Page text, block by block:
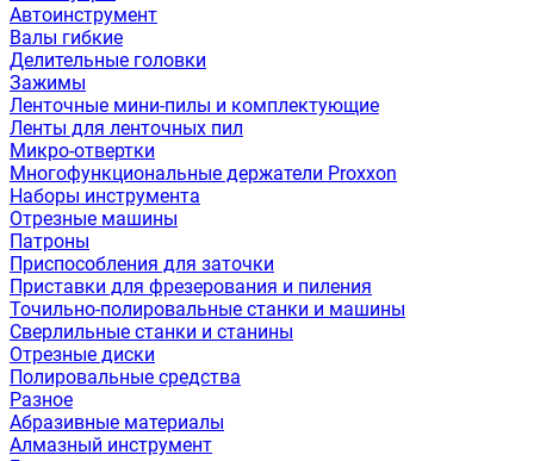
Автоинструмент
Валы гибкие
Делительные головки
Зажимы
Ленточные мини-пилы и комплектующие
Ленты для ленточных пил
Микро-отвертки
Многофункциональные держатели Proxxon
Наборы инструмента
Отрезные машины
Патроны
Приспособления для заточки
Приставки для фрезерования и пиления
Точильно-полировальные станки и машины
Сверлильные станки и станины
Отрезные диски
Полировальные средства
Разное
Абразивные материалы
Алмазный инструмент